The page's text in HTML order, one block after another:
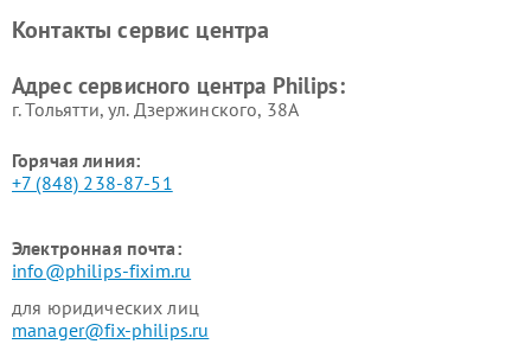
Ремонт стиральных машин
Ремонт увлажнителей
Контакты сервис центра
Адрес сервисного центра Philips:
г. Тольятти, ул. Дзержинского, 38А
Горячая линия:
+7 (848) 238-87-51
Электронная почта:
info@philips-fixim.ru
для юридических лиц
manager@fix-philips.ru